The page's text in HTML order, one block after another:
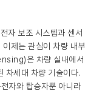
자 보조 시스템과 센서
제는 관심이 차량 내부
은 차량 실내에서
차세대 차량 기술이다.
자와 탑승자뿐 아니라